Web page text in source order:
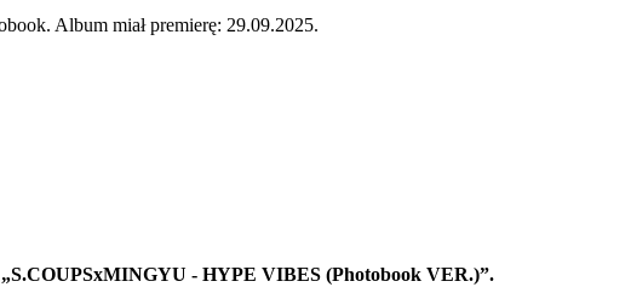
Album miał premierę: 29.09.2025.
- HYPE VIBES (Photobook VER.)”.